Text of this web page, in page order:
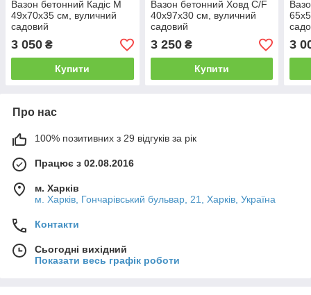
Вазон бетонний Кадіс M
49x70x35 см, вуличний
садовий
3 050 ₴
Купити
Вазон бетонний Ховд C/F
40x97x30 см, вуличний
садовий
3 250₴
Купити
3
Про нас
100% позитивних з 29 відгуків за рік
Працює з 02.08.2016
м. Харків
м. Харків, Гончарівський бульвар, 21, Харків, Україна
Контакти
Сьогодні вихідний
Показати весь графік роботи